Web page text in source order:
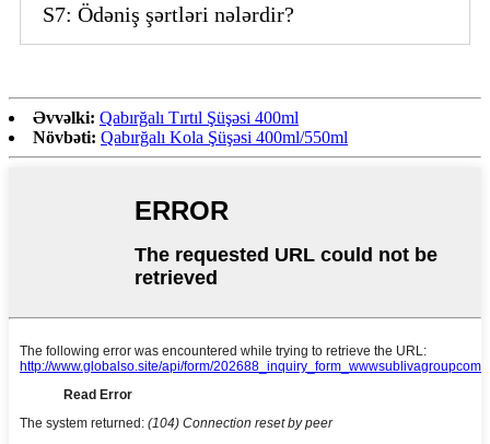
S7: Ödəniş şərtləri nələrdir?
Əvvəlki: Qabırğalı Tırtıl Şüşəsi 400ml
Növbəti: Qabırğalı Kola Şüşəsi 400ml/550ml